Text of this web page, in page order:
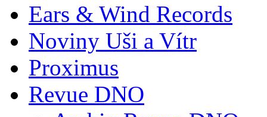
Ears & Wind Records
Noviny Uši a Vítr
Proximus
Revue DNO